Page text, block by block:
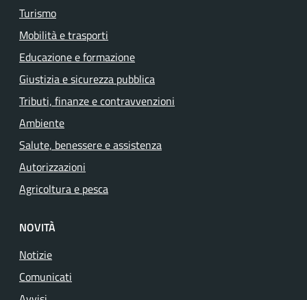
Turismo
Mobilità e trasporti
Educazione e formazione
Giustizia e sicurezza pubblica
Tributi, finanze e contravvenzioni
Ambiente
Salute, benessere e assistenza
Autorizzazioni
Agricoltura e pesca
NOVITÀ
Notizie
Comunicati